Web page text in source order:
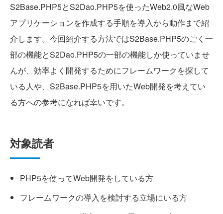
S2Base.PHP5とS2Dao.PHP5を使ったWeb2.0風なWeb
アプリケーションを作成する手順を導入から動作まで紹
介します。今回紹介する方法ではS2Base.PHP5のごく一
部の機能とS2Dao.PHP5の一部の機能しか使っていませ
んが、効率よく開発するためにフレームワークを探して
いる人や、S2Base.PHP5を用いたWeb開発を考えてい
る方への参考になれば幸いです。
対象読者
PHP5を使ってWeb開発をしている方
フレームワークの導入を検討する立場にいる方